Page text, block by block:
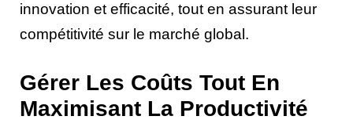
innovation et efficacité, tout en assurant leur
compétitivité sur le marché global.
Gérer Les Coûts Tout En
Maximisant La Productivité